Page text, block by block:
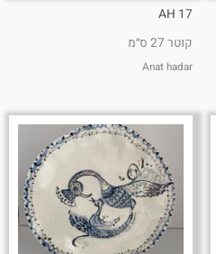
AH 17
קוטר 27 ס״מ
Anat hadar